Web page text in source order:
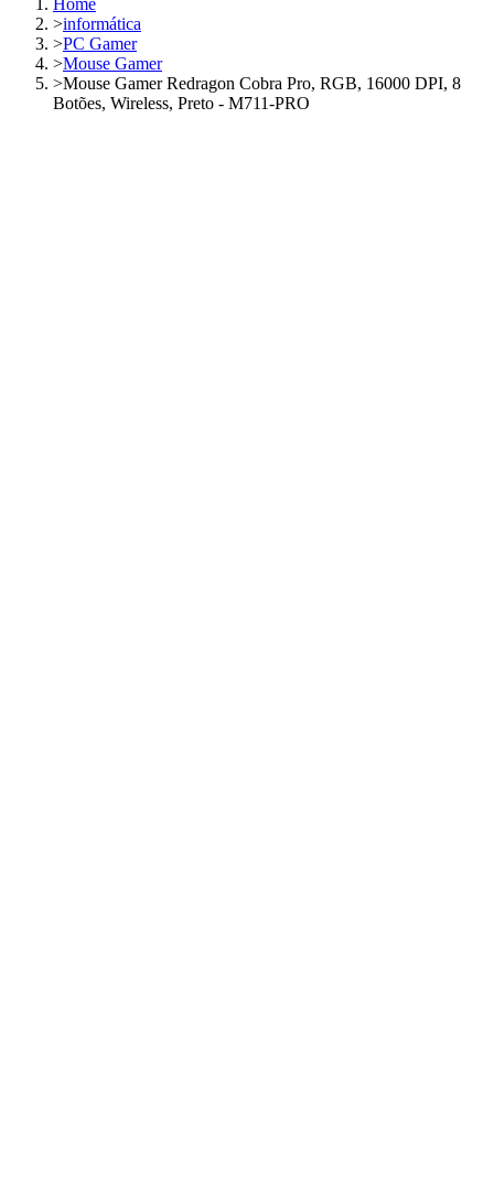
>informática
>PC Gamer
>Mouse Gamer
>Mouse Gamer Redragon Cobra Pro, RGB, 16000 DPI, 8
Botões, Wireless, Preto - M711-PRO